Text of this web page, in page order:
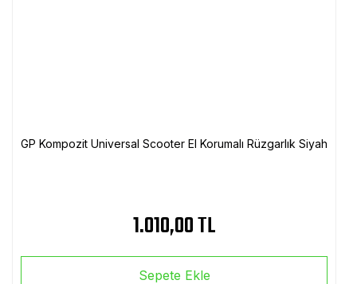
GP Kompozit Universal Scooter El Korumalı Rüzgarlık Siyah
1.010,00 TL
Sepete Ekle